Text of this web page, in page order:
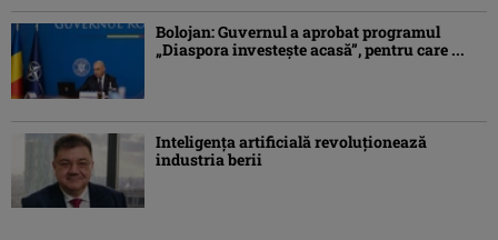
Bolojan: Guvernul a aprobat programul
„Diaspora investeşte acasă”, pentru care ...
Inteligența artificială revoluționează
industria berii